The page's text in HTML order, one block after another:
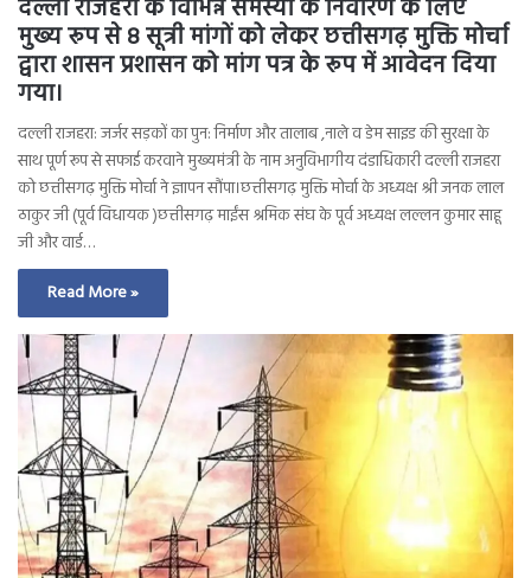
दल्ली राजहरा के विभिन्न समस्या के निवारण के लिए
मुख्य रूप से 8 सूत्री मांगों को लेकर छत्तीसगढ़ मुक्ति मोर्चा
द्वारा शासन प्रशासन को मांग पत्र के रूप में आवेदन दिया
गया।
दल्ली राजहरा: जर्जर सड़कों का पुन: निर्माण और तालाब ,नाले व डेम साइड की सुरक्षा के
साथ पूर्ण रूप से सफाई करवाने मुख्यमंत्री के नाम अनुविभागीय दंडाधिकारी दल्ली राजहरा
को छत्तीसगढ़ मुक्ति मोर्चा ने ज्ञापन सौंपा।छत्तीसगढ़ मुक्ति मोर्चा के अध्यक्ष श्री जनक लाल
ठाकुर जी (पूर्व विधायक )छत्तीसगढ़ माईंस श्रमिक संघ के पूर्व अध्यक्ष लल्लन कुमार साहू
जी और वार्ड…
Read More »